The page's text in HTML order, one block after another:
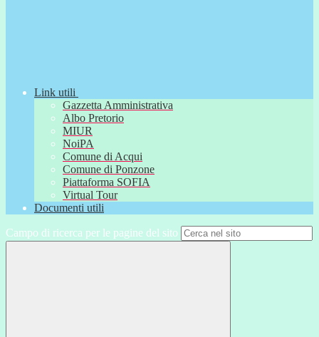
Link utili
Gazzetta Amministrativa
Albo Pretorio
MIUR
NoiPA
Comune di Acqui
Comune di Ponzone
Piattaforma SOFIA
Virtual Tour
Documenti utili
Campo di ricerca per le pagine del sito